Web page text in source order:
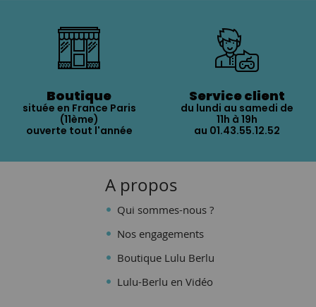
Boutique
située en France Paris
(11ème)
ouverte tout l'année
Service client
du lundi au samedi de
11h à 19h
au 01.43.55.12.52
A propos
Qui sommes-nous ?
Nos engagements
Boutique Lulu Berlu
Lulu-Berlu en Vidéo